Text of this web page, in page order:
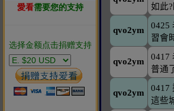
愛看需要您的支持
选择金额点击捐赠支持